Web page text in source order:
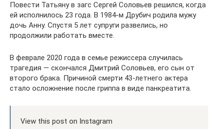
Повести Татьяну в загс Сергей Соловьев решился, когда
ей исполнилось 23 года. В 1984-м Друбич родила мужу
дочь Анну. Спустя 5 лет супруги развелись, но
продолжили работать вместе.
В феврале 2020 года в семье режиссера случилась
трагедия — скончался Дмитрий Соловьев, его сын от
второго брака. Причиной смерти 43-летнего актера
стало осложнение после гриппа в виде панкреатита.
View this post on Instagram